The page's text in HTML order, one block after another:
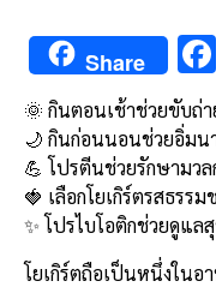
Share
🌞 กินตอนเช้าช่วยขับถ่า
🌙 กินก่อนนอนช่วยอิ่มน
💪 โปรตีนช่วยรักษามวล
🍓 เลือกโยเกิร์ตรสธรร
✨ โปรไบโอติกช่วยดูแล
โยเกิร์ตถือเป็นหนึ่งใน